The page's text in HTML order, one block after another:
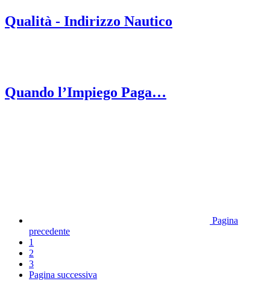
Qualità - Indirizzo Nautico
Quando l’Impiego Paga…
Pagina
precedente
1
2
3
Pagina successiva